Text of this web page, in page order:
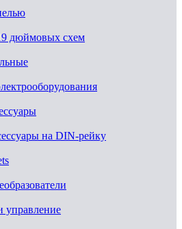
дюймовых схем
на DIN-рейку
управление